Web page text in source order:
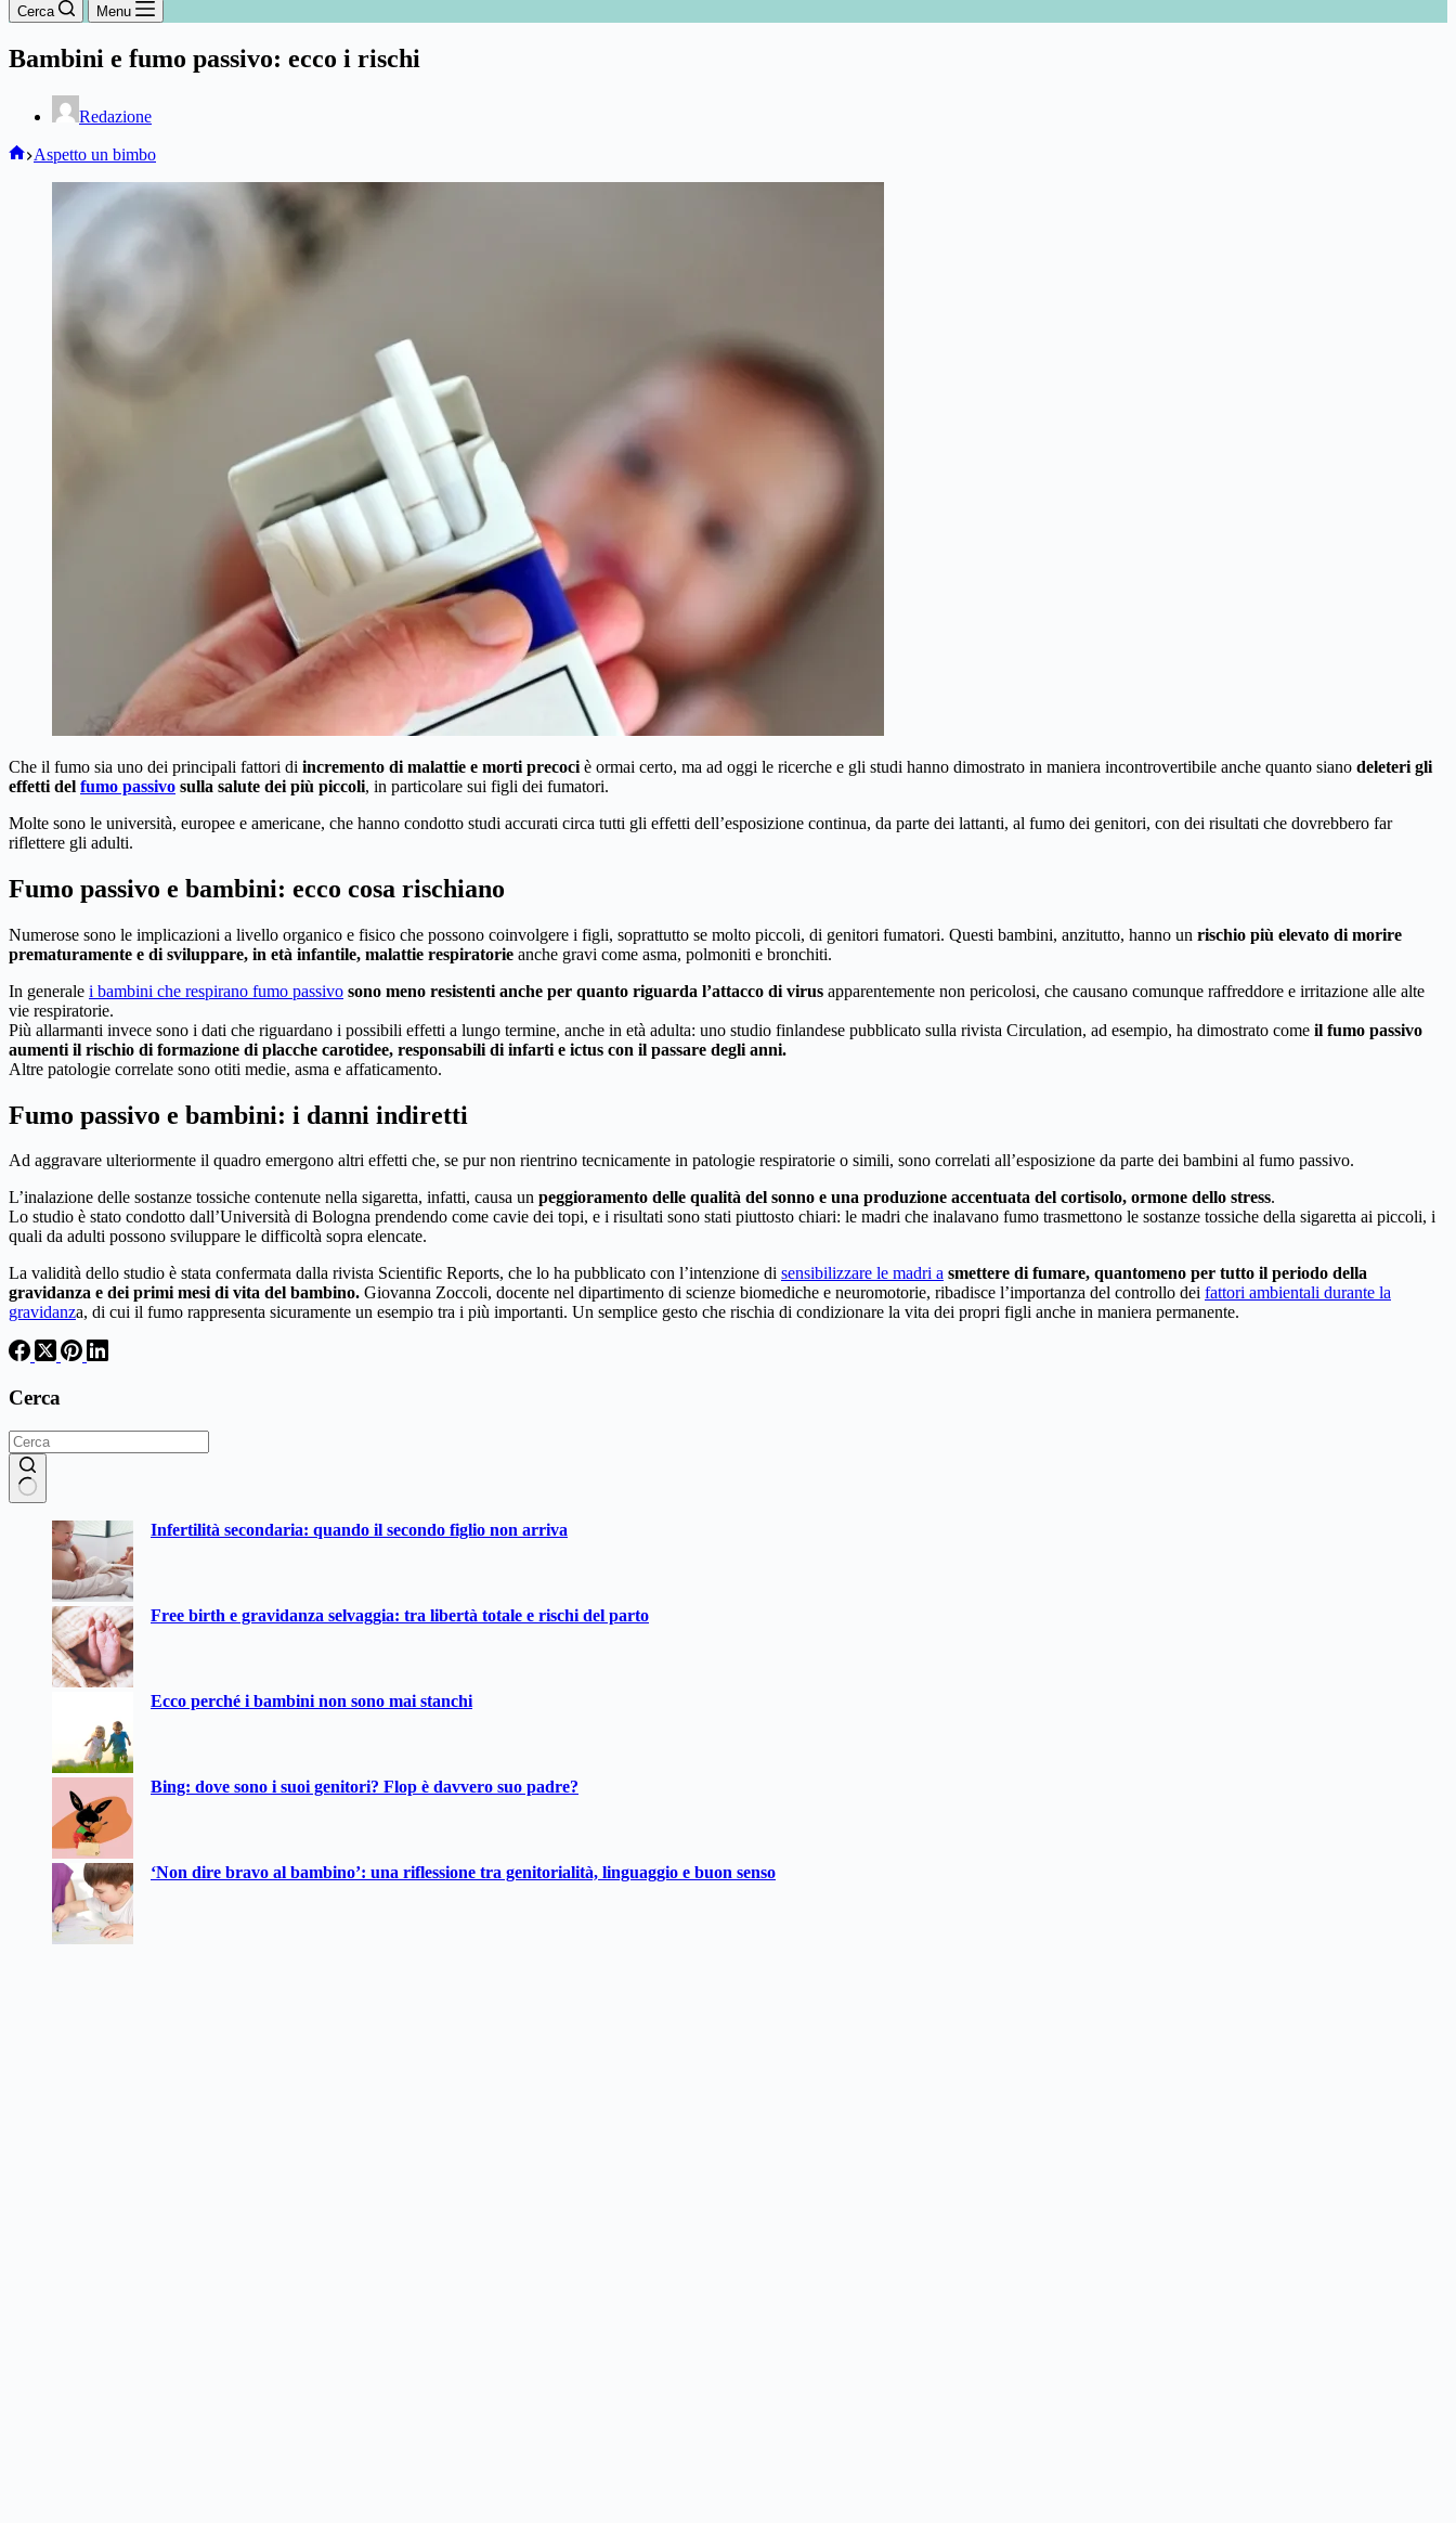
Cerca Menu
Bambini e fumo passivo: ecco i rischi
Redazione
Home
Aspetto un bimbo
Che il fumo sia uno dei principali fattori di incremento di malattie e morti precoci è ormai certo, ma ad oggi le ricerche e gli studi hanno dimostrato in maniera incontrovertibile anche quanto siano deleteri gli
effetti del fumo passivo sulla salute dei più piccoli, in particolare sui figli dei fumatori.
Molte sono le università, europee e americane, che hanno condotto studi accurati circa tutti gli effetti dell’esposizione continua, da parte dei lattanti, al fumo dei genitori, con dei risultati che dovrebbero far
riflettere gli adulti.
Fumo passivo e bambini: ecco cosa rischiano
Numerose sono le implicazioni a livello organico e fisico che possono coinvolgere i figli, soprattutto se molto piccoli, di genitori fumatori. Questi bambini, anzitutto, hanno un rischio più elevato di morire
prematuramente e di sviluppare, in età infantile, malattie respiratorie anche gravi come asma, polmoniti e bronchiti.
In generale i bambini che respirano fumo passivo sono meno resistenti anche per quanto riguarda l’attacco di virus apparentemente non pericolosi, che causano comunque raffreddore e irritazione alle alte
vie respiratorie.
Più allarmanti invece sono i dati che riguardano i possibili effetti a lungo termine, anche in età adulta: uno studio finlandese pubblicato sulla rivista Circulation, ad esempio, ha dimostrato come il fumo passivo
aumenti il rischio di formazione di placche carotidee, responsabili di infarti e ictus con il passare degli anni.
Altre patologie correlate sono otiti medie, asma e affaticamento.
Fumo passivo e bambini: i danni indiretti
Ad aggravare ulteriormente il quadro emergono altri effetti che, se pur non rientrino tecnicamente in patologie respiratorie o simili, sono correlati all’esposizione da parte dei bambini al fumo passivo.
L’inalazione delle sostanze tossiche contenute nella sigaretta, infatti, causa un peggioramento delle qualità del sonno e una produzione accentuata del cortisolo, ormone dello stress.
Lo studio è stato condotto dall’Università di Bologna prendendo come cavie dei topi, e i risultati sono stati piuttosto chiari: le madri che inalavano fumo trasmettono le sostanze tossiche della sigaretta ai piccoli, i
quali da adulti possono sviluppare le difficoltà sopra elencate.
La validità dello studio è stata confermata dalla rivista Scientific Reports, che lo ha pubblicato con l’intenzione di sensibilizzare le madri a smettere di fumare, quantomeno per tutto il periodo della
gravidanza e dei primi mesi di vita del bambino. Giovanna Zoccoli, docente nel dipartimento di scienze biomediche e neuromotorie, ribadisce l’importanza del controllo dei fattori ambientali durante la
gravidanza, di cui il fumo rappresenta sicuramente un esempio tra i più importanti. Un semplice gesto che rischia di condizionare la vita dei propri figli anche in maniera permanente.
Cerca
risultato
Infertilità secondaria: quando il secondo figlio non arriva
Free birth e gravidanza selvaggia: tra libertà totale e rischi del parto
Ecco perché i bambini non sono mai stanchi
Bing: dove sono i suoi genitori? Flop è davvero suo padre?
‘Non dire bravo al bambino’: una riflessione tra genitorialità, linguaggio e buon senso